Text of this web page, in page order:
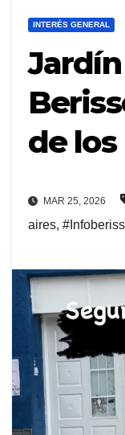
INTERÉS GENERAL
de
MAR 25, 2026
aires,